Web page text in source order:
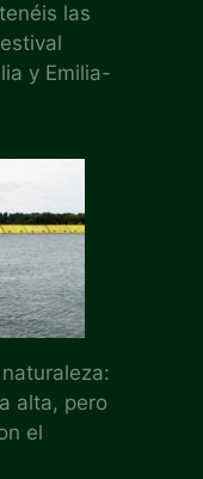
las
y Emilia-
alta, pero
el